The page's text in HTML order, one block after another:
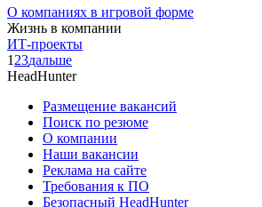
О компаниях в игровой форме
Жизнь в компании
ИТ-проекты
1 23дальше
HeadHunter
Размещение вакансий
Поиск по резюме
О компании
Наши вакансии
Реклама на сайте
Требования к ПО
Безопасный HeadHunter